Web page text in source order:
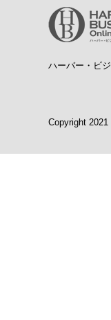
ハーバー・ビ
Copyright 2021